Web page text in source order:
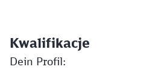
Kwalifikacje
Dein Profil: